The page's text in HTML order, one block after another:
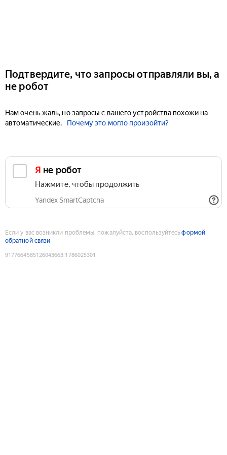
Подтвердите, что запросы отправляли вы, а
не робот
Нам очень жаль, но запросы с вашего устройства похожи на
автоматические.
Почему это могло произойти?
Я не робот
Нажмите, чтобы продолжить
Yandex SmartCaptcha
Если у вас возникли проблемы, пожалуйста, воспользуйтесьформой
обратной связи
9177664585126043663:1786025301